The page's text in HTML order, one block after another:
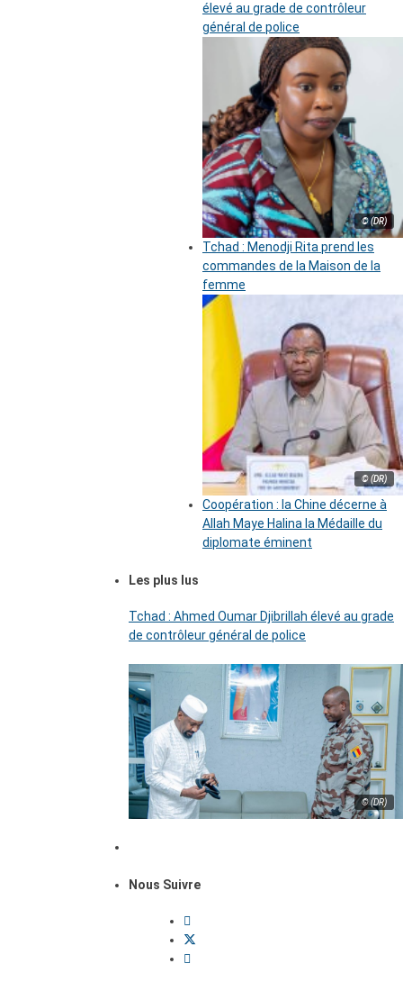
élevé au grade de contrôleur
général de police
© (DR)
Tchad : Menodji Rita prend les
commandes de la Maison de la
femme
© (DR)
Coopération : la Chine décerne à
Allah Maye Halina la Médaille du
diplomate éminent
Les plus lus
Tchad : Ahmed Oumar Djibrillah élevé au grade
de contrôleur général de police
© (DR)
Nous Suivre